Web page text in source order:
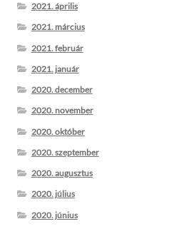
2021. április
2021. március
2021. február
2021. január
2020. december
2020. november
2020. október
2020. szeptember
2020. augusztus
2020. július
2020. június